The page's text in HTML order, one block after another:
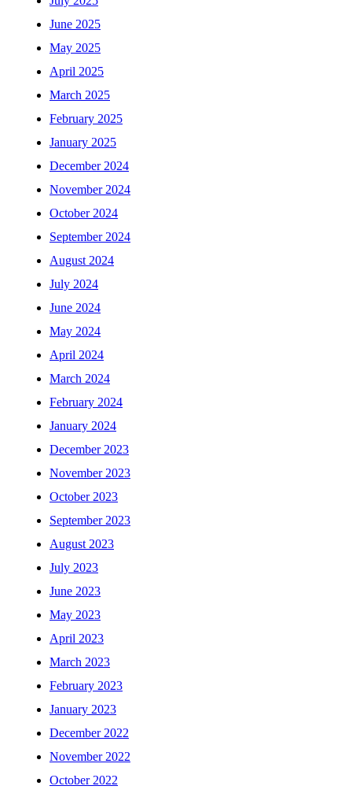
June 2025
May 2025
April 2025
March 2025
February 2025
January 2025
December 2024
November 2024
October 2024
September 2024
August 2024
July 2024
June 2024
May 2024
April 2024
March 2024
February 2024
January 2024
December 2023
November 2023
October 2023
September 2023
August 2023
July 2023
June 2023
May 2023
April 2023
March 2023
February 2023
January 2023
December 2022
November 2022
October 2022